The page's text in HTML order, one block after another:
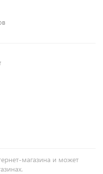
магазина и может